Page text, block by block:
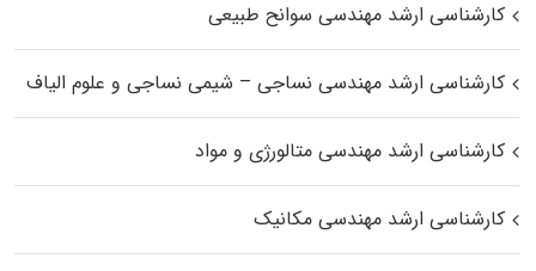
کارشناسی ارشد مهندسی سوانح طبیعی
کارشناسی ارشد مهندسی نساجی – شیمی نساجی و علوم الیاف
کارشناسی ارشد مهندسی متالورژی و مواد
کارشناسی ارشد مهندسی مکانیک